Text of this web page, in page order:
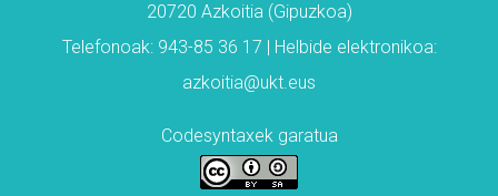
20720 Azkoitia (Gipuzkoa)
Telefonoak: 943-85 36 17 | Helbide elektronikoa:
azkoitia@ukt.eus
Codesyntaxek garatua